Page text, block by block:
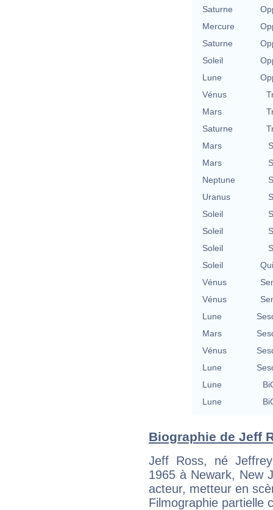
Saturne
Mercure
Saturne
Soleil
Lune
Vénus
Mars
Saturne
Mars
Mars
Neptune
Uranus
Soleil
Soleil
Soleil
Soleil
Vénus
Vénus
Lune
Mars
Vénus
Lune
Lune
Lune
Biographie de Jeff
Jeff Ross, né
1965 à Newark, New
acteur, metteur en
Filmographie partielle